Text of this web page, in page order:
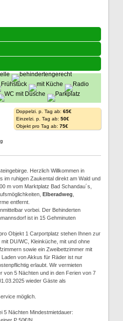
Doppelzi. p. Tag ab: 65€
Einzelzi. p. Tag ab: 50€
Objekt pro Tag ab: 75€
Herzlich Willkommen in
im ruhigen Zaukental direkt am Wald und
m vom Marktplatz Bad Schandau´s,
Elberadweg
entfernt.
vorbei. Der Behinderten
ist in 15 Gehminuten
Objekt 1 Carportplatz stehen Ihnen zur
DU/WC, Kleinküche, mit und ohne
sowie ein Zweibettzimmer mit
von Akkus für Räder ist nur
erlaubt. Wir vermieten
von 5 Nächten und in den Ferien von 7
wieder Gäste als
möglich.
5 Nächten Mindestmietdauer: